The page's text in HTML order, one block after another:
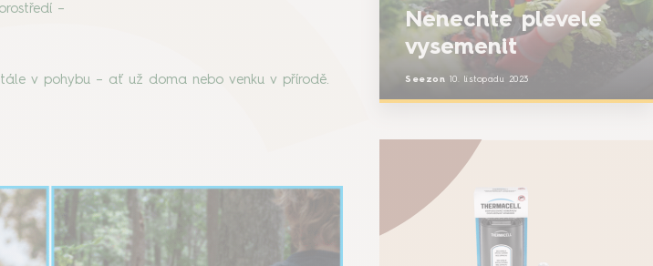
–
v pohybu – ať už doma nebo venku v přírodě.
Nenechte plevele
vysemenit
Seezon 10. listopadu 2023